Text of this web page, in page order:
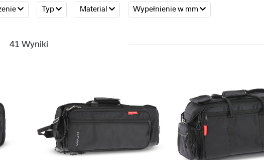
Typ Material Wypełnienie w mm
41 Wyniki